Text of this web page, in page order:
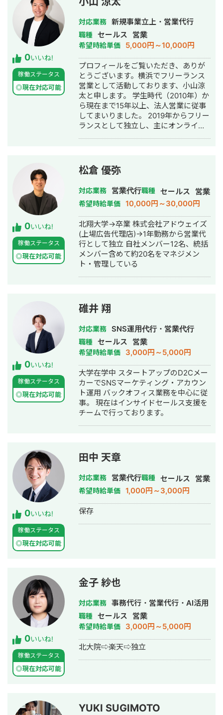
8月 - 個別指導塾を買収→経営→売却 -
ジムまとめサイトの営業〜サイト制作
- SES営業 ▪️2023年9月〜現在 新規事
業(宅配買取事業)立ち上げの案件に事業
責任者として参画し、現在運営中
0いいね!
稼働ステータス
◎現在対応可能
対応業務 新規事業立上・営業代行
職種 セールス 営業
希望時給単価 5,000円～10,000円
プロフィールをご覧いただき、ありが
とうございます。横浜でフリーランス
営業として活動しております、小山涼
太と申します。 学生時代（2010年）か
ら現在まで15年以上、法人営業に従事
してまいりました。 2019年からフリー
ランスとして独立し、主にオンライン
新規商材/サービスの立ち上げに関わっ
てきており、リード獲得からクロージ
ングまで、売れる仕組みの構築には自
信があります。 また営業以外にも事業
を成長させる組織構築や採用支援ま
で、ビジネス開発分野は幅広く対応可
能です。 まずはささいなご相談でも問
題ございませんので、お気軽にお問い
合わせいただけますと幸いです。ご連
絡お待ちしております。
0いいね!
稼働ステータス
◎現在対応可能
松倉 優弥
対応業務 営業代行職種 セールス 営業
希望時給単価 10,000円～30,000円
北翔大学→卒業 株式会社アドウェイズ
(上場広告代理店)→1年勤務から営業代
行として独立 自社メンバー12名、統括
メンバー含めて約20名をマネジメン
ト・管理している
0いいね!
稼働ステータス
◎現在対応可能
碓井 翔
対応業務 SNS運用代行・営業代行
職種 セールス 営業
希望時給単価 3,000円～5,000円
大学在学中 スタートアップのD2Cメー
カーでSNSマーケティング・アカウン
ト運用 バックオフィス業務を中心に従
事。 現在はインサイドセールス支援を
チームで行っております。
0いいね!
稼働ステータス
◎現在対応可能
田中 天章
対応業務 営業代行職種 セールス 営業
希望時給単価 1,000円～3,000円
保存
0いいね!
稼働ステータス
◎現在対応可能
金子 紗也
対応業務 事務代行・営業代行・AI活用
職種 セールス 営業
希望時給単価 3,000円～5,000円
北大院⇨楽天⇨独立
YUKI SUGIMOTO